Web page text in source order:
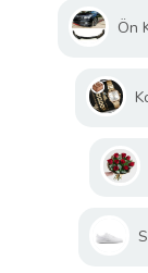
Ön